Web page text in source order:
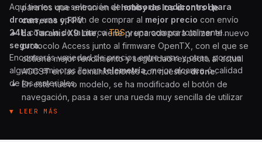
para los que entran en elhobby de los drones de
carreras y FPV.
La Taranis X9 Lite, viene preparada para utilizar el nuevo
protocolo Access junto al firmware OpenTX, con el que se
obtiene mejor rendimiento y seguridad respecto al actual
ACCST en las comunicaciones con nuestrodrone.
En este nuevo modelo, se ha modificado el botón de
navegación, pasa a ser una rueda muy sencilla de utilizar
para navegar por los menús de la emisora.
Aquí tienes una selección deemisoras radicontrol para
drones, una opción de comprar al mejor precio con envío
24Hcomo la de la marcaTBSy una compra totalmente
segura.
Encontrarás variedad de precios entre unas y otras, porque
algunas emisoras llevantelemetría, mejor alcance ó calidad
de los materiales.
▼ LEER MÁS